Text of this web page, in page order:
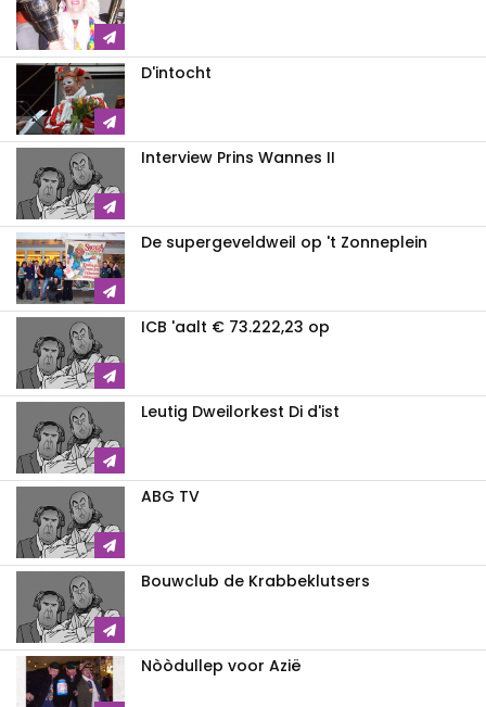
D'intocht
Interview Prins Wannes II
De supergeveldweil op 't Zonneplein
ICB 'aalt € 73.222,23 op
Leutig Dweilorkest Di d'ist
ABG TV
Bouwclub de Krabbeklutsers
Nòòdullep voor Azië